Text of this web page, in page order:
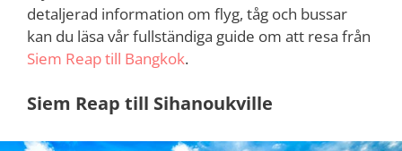
detaljerad information om flyg, tåg och bussar
kan du läsa vår fullständiga guide om att resa från
Siem Reap till Bangkok.
Siem Reap till Sihanoukville